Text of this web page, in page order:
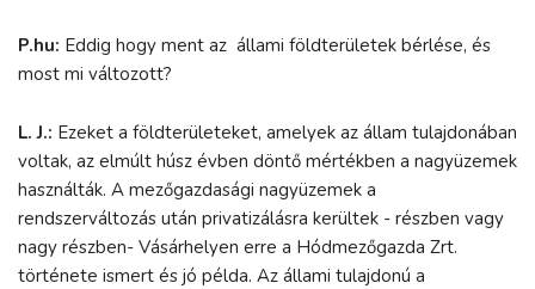
P.hu: Eddig hogy ment az állami földterületek bérlése, és
most mi változott?
L. J.: Ezeket a földterületeket, amelyek az állam tulajdonában
voltak, az elmúlt húsz évben döntő mértékben a nagyüzemek
használták. A mezőgazdasági nagyüzemek a
rendszerváltozás után privatizálásra kerültek - részben vagy
nagy részben- Vásárhelyen erre a Hódmezőgazda Zrt.
története ismert és jó példa. Az állami tulajdonú a